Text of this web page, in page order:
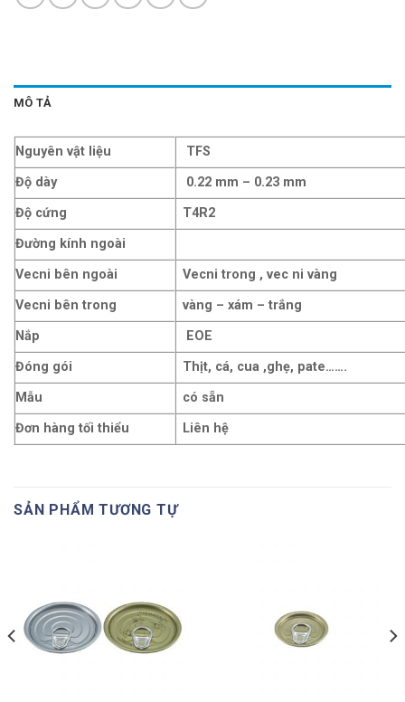
MÔ TẢ
Nguyên vật liệu
TFS
Độ dày
0.22 mm – 0.23 mm
Độ cứng
T4R2
Đường kính ngoài
Vecni bên ngoài
Vecni trong , vec ni vàng
Vecni bên trong
vàng – xám – trắng
Nắp
EOE
Đóng gói
Thịt, cá, cua ,ghẹ, pate…….
Mẫu
có sẵn
Đơn hàng tối thiểu
Liên hệ
SẢN PHẨM TƯƠNG TỰ